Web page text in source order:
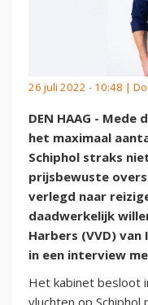
26 juli 2022 - 10:48 |
DEN HAAG -
het maximaal
Schiphol straks
prijsbewuste
verlegd naar
daadwerkelijk
Harbers (VVD)
in een interview
Het kabinet besloot